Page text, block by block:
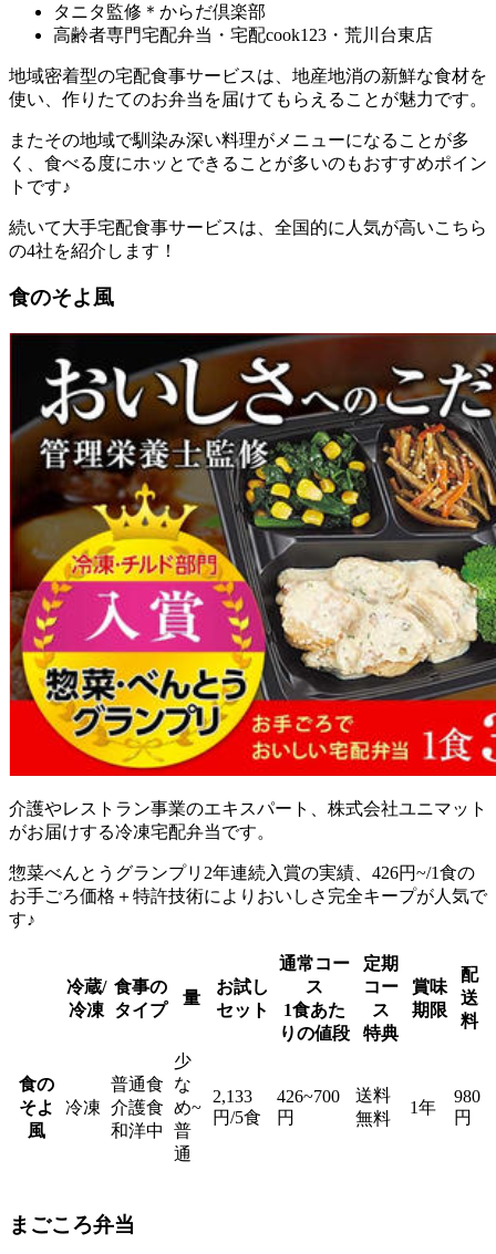
タニタ監修＊からだ倶楽部
高齢者専門宅配弁当・宅配cook123・荒川台東店
地域密着型の宅配食事サービスは、地産地消の新鮮な食材を
使い、作りたてのお弁当を届けてもらえることが魅力です。
またその地域で馴染み深い料理がメニューになることが多
く、食べる度にホッとできることが多いのもおすすめポイン
トです♪
続いて大手宅配食事サービスは、全国的に人気が高いこちら
の4社を紹介します！
食のそよ風
介護やレストラン事業のエキスパート、株式会社ユニマット
がお届けする冷凍宅配弁当です。
惣菜べんとうグランプリ2年連続入賞の実績、426円~/1食の
お手ごろ価格＋特許技術によりおいしさ完全キープが人気で
す♪
冷蔵/
冷凍
食事の
タイプ
量
お試し
セット
通常コー
ス
1食あた
りの値段
定期
コー
ス
特典
賞味
期限
配
送
料
食の
そよ
風
冷凍
普通食
介護食
和洋中
少
な
め~
普
通
2,133
円/5食
426~700
円
送料
無料
1年
980
円
まごころ弁当